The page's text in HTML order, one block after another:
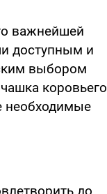
важнейшей
доступным и
выбором
коровьего
необходимые